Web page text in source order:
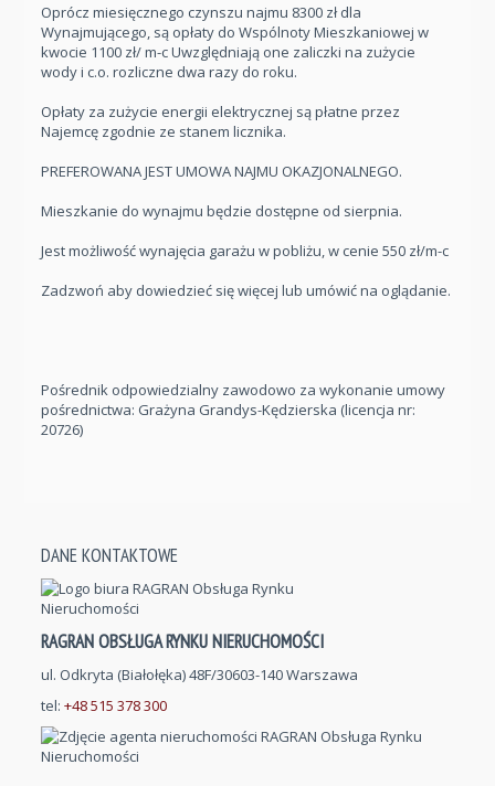
Oprócz miesięcznego czynszu najmu 8300 zł dla
Wynajmującego, są opłaty do Wspólnoty Mieszkaniowej w
kwocie 1100 zł/ m-c Uwzględniają one zaliczki na zużycie
wody i c.o. rozliczne dwa razy do roku.
Opłaty za zużycie energii elektrycznej są płatne przez
Najemcę zgodnie ze stanem licznika.
PREFEROWANA JEST UMOWA NAJMU OKAZJONALNEGO.
Mieszkanie do wynajmu będzie dostępne od sierpnia.
Jest możliwość wynajęcia garażu w pobliżu, w cenie 550 zł/m-c
Zadzwoń aby dowiedzieć się więcej lub umówić na oglądanie.
Pośrednik odpowiedzialny zawodowo za wykonanie umowy
pośrednictwa: Grażyna Grandys-Kędzierska (licencja nr:
20726)
DANE KONTAKTOWE
RAGRAN OBSŁUGA RYNKU NIERUCHOMOŚCI
ul. Odkryta (Białołęka) 48F/30603-140 Warszawa
tel: +48 515 378 300